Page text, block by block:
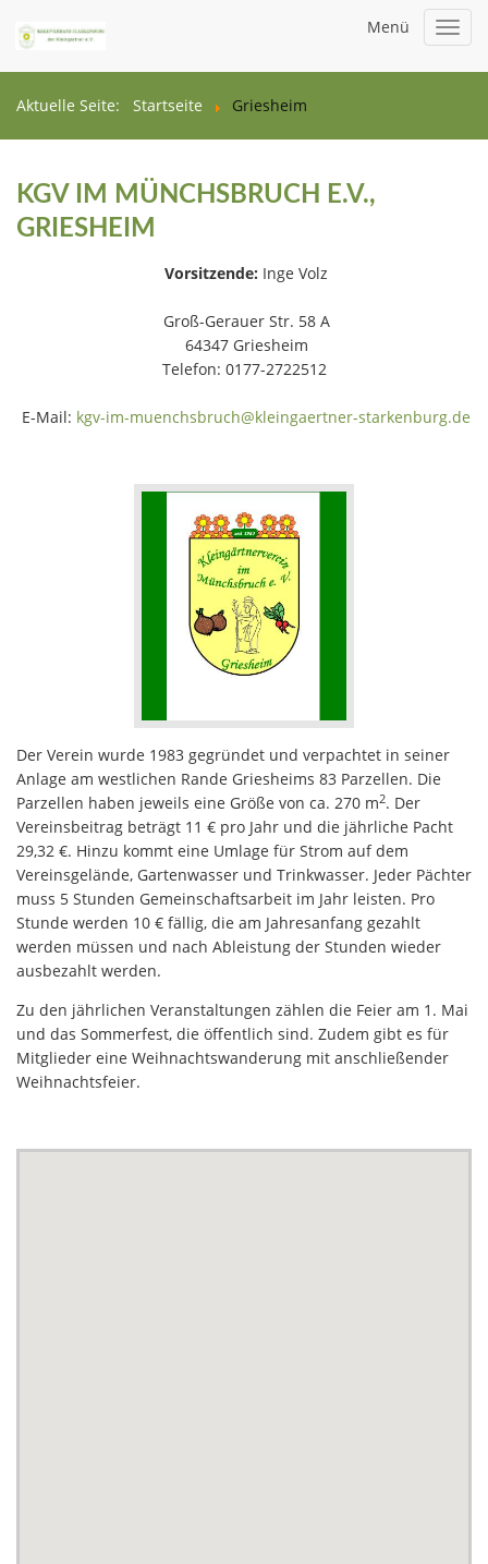
Menü
Aktuelle Seite: Startseite Griesheim
KGV IM MÜNCHSBRUCH E.V.,
GRIESHEIM
Vorsitzende: Inge Volz
Groß-Gerauer Str. 58 A
64347 Griesheim
Telefon: 0177-2722512
E-Mail: kgv-im-muenchsbruch@kleingaertner-starkenburg.de
Der Verein wurde 1983 gegründet und verpachtet in seiner
Anlage am westlichen Rande Griesheims 83 Parzellen. Die
Parzellen haben jeweils eine Größe von ca. 270 m2. Der
Vereinsbeitrag beträgt 11 € pro Jahr und die jährliche Pacht
29,32 €. Hinzu kommt eine Umlage für Strom auf dem
Vereinsgelände, Gartenwasser und Trinkwasser. Jeder Pächter
muss 5 Stunden Gemeinschaftsarbeit im Jahr leisten. Pro
Stunde werden 10 € fällig, die am Jahresanfang gezahlt
werden müssen und nach Ableistung der Stunden wieder
ausbezahlt werden.
Zu den jährlichen Veranstaltungen zählen die Feier am 1. Mai
und das Sommerfest, die öffentlich sind. Zudem gibt es für
Mitglieder eine Weihnachtswanderung mit anschließender
Weihnachtsfeier.